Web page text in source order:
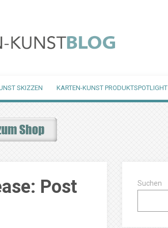
SKIZZEN KARTEN-KUNST PRODUKTSPOTLIGHT
Post
Suchen